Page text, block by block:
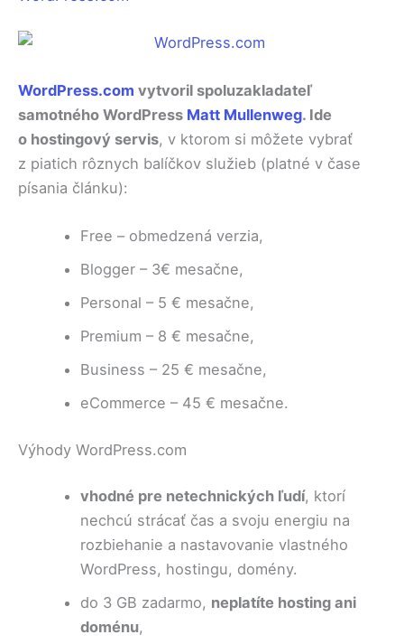
WordPress.com vytvoril spoluzakladateľ
samotného WordPress Matt Mullenweg. Ide
o hostingový servis, v ktorom si môžete vybrať
z piatich rôznych balíčkov služieb (platné v čase
písania článku):
Free – obmedzená verzia,
Blogger – 3€ mesačne,
Personal – 5 € mesačne,
Premium – 8 € mesačne,
Business – 25 € mesačne,
eCommerce – 45 € mesačne.
Výhody WordPress.com
vhodné pre netechnických ľudí, ktorí
nechcú strácať čas a svoju energiu na
rozbiehanie a nastavovanie vlastného
WordPress, hostingu, domény.
do 3 GB zadarmo, neplatíte hosting ani
doménu,